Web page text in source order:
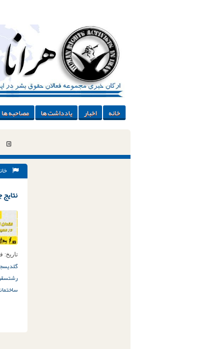
خانه اخبار یادداشت ها مصاحبه ها
تاریخ:
گلدیس
رشت